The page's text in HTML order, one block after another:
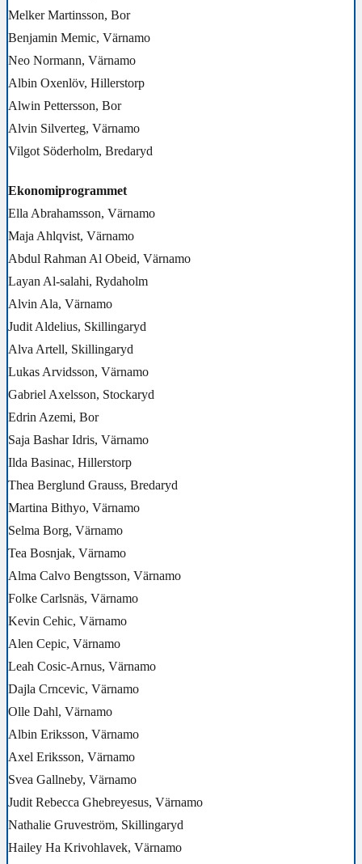
Melker Martinsson, Bor
Benjamin Memic, Värnamo
Neo Normann, Värnamo
Albin Oxenlöv, Hillerstorp
Alwin Pettersson, Bor
Alvin Silverteg, Värnamo
Vilgot Söderholm, Bredaryd
Ekonomiprogrammet
Ella Abrahamsson, Värnamo
Maja Ahlqvist, Värnamo
Abdul Rahman Al Obeid, Värnamo
Layan Al-salahi, Rydaholm
Alvin Ala, Värnamo
Judit Aldelius, Skillingaryd
Alva Artell, Skillingaryd
Lukas Arvidsson, Värnamo
Gabriel Axelsson, Stockaryd
Edrin Azemi, Bor
Saja Bashar Idris, Värnamo
Ilda Basinac, Hillerstorp
Thea Berglund Grauss, Bredaryd
Martina Bithyo, Värnamo
Selma Borg, Värnamo
Tea Bosnjak, Värnamo
Alma Calvo Bengtsson, Värnamo
Folke Carlsnäs, Värnamo
Kevin Cehic, Värnamo
Alen Cepic, Värnamo
Leah Cosic-Arnus, Värnamo
Dajla Crncevic, Värnamo
Olle Dahl, Värnamo
Albin Eriksson, Värnamo
Axel Eriksson, Värnamo
Svea Gallneby, Värnamo
Judit Rebecca Ghebreyesus, Värnamo
Nathalie Gruveström, Skillingaryd
Hailey Ha Krivohlavek, Värnamo